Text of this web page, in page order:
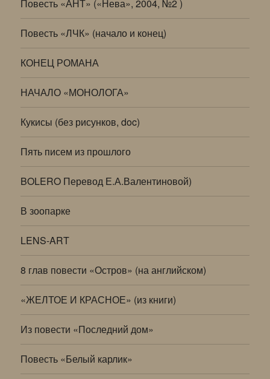
Повесть «АНТ» («Нева», 2004, №2 )
Повесть «ЛЧК» (начало и конец)
КОНЕЦ РОМАНА
НАЧАЛО «МОНОЛОГА»
Кукисы (без рисунков, doc)
Пять писем из прошлого
BOLERO Перевод Е.А.Валентиновой)
В зоопарке
LENS-ART
8 глав повести «Остров» (на английском)
«ЖЕЛТОЕ И КРАСНОЕ» (из книги)
Из повести «Последний дом»
Повесть «Белый карлик»